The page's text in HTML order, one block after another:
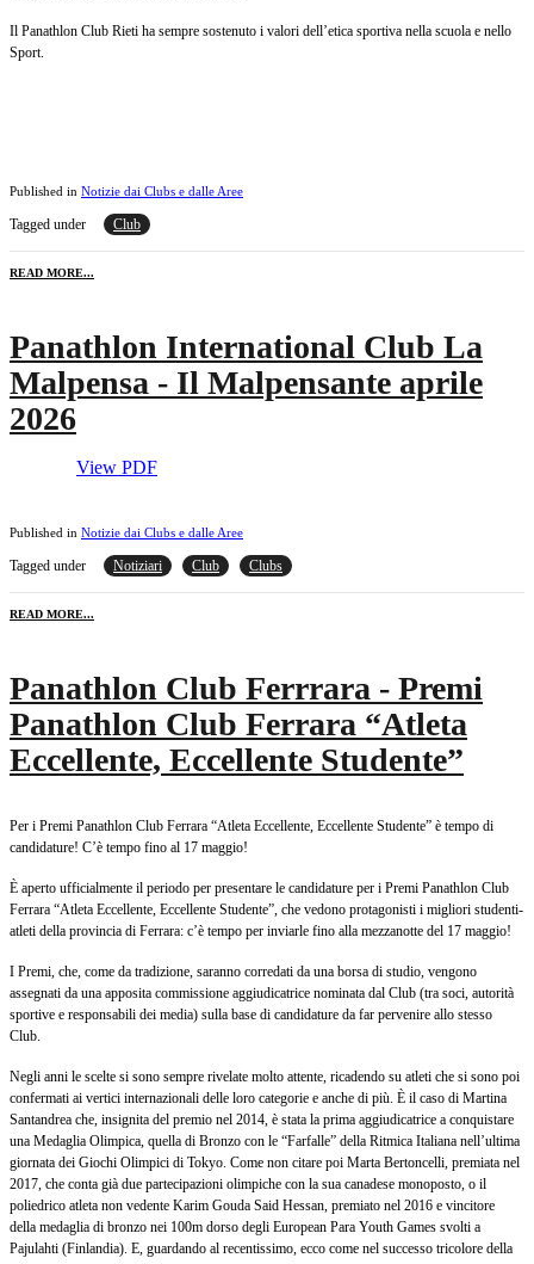
Il Panathlon Club Rieti ha sempre sostenuto i valori dell’etica sportiva nella scuola e nello
Sport.
Published in Notizie dai Clubs e dalle Aree
Tagged under Club
READ MORE...
Panathlon International Club La
Malpensa - Il Malpensante aprile
2026
View PDF
Published in Notizie dai Clubs e dalle Aree
Tagged under Notiziari Club Clubs
READ MORE...
Panathlon Club Ferrrara - Premi
Panathlon Club Ferrara “Atleta
Eccellente, Eccellente Studente”
Per i Premi Panathlon Club Ferrara “Atleta Eccellente, Eccellente Studente” è tempo di
candidature! C’è tempo fino al 17 maggio!
È aperto ufficialmente il periodo per presentare le candidature per i Premi Panathlon Club
Ferrara “Atleta Eccellente, Eccellente Studente”, che vedono protagonisti i migliori studenti-
atleti della provincia di Ferrara: c’è tempo per inviarle fino alla mezzanotte del 17 maggio!
I Premi, che, come da tradizione, saranno corredati da una borsa di studio, vengono
assegnati da una apposita commissione aggiudicatrice nominata dal Club (tra soci, autorità
sportive e responsabili dei media) sulla base di candidature da far pervenire allo stesso
Club.
Negli anni le scelte si sono sempre rivelate molto attente, ricadendo su atleti che si sono poi
confermati ai vertici internazionali delle loro categorie e anche di più. È il caso di Martina
Santandrea che, insignita del premio nel 2014, è stata la prima aggiudicatrice a conquistare
una Medaglia Olimpica, quella di Bronzo con le “Farfalle” della Ritmica Italiana nell’ultima
giornata dei Giochi Olimpici di Tokyo. Come non citare poi Marta Bertoncelli, premiata nel
2017, che conta già due partecipazioni olimpiche con la sua canadese monoposto, o il
poliedrico atleta non vedente Karim Gouda Said Hessan, premiato nel 2016 e vincitore
della medaglia di bronzo nei 100m dorso degli European Para Youth Games svolti a
Pajulahti (Finlandia). E, guardando al recentissimo, ecco come nel successo tricolore della